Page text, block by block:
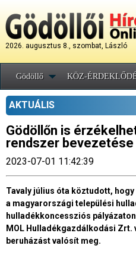
2026. augusztus 8., szombat, László
Gödöllő KÖZ-
AKTUÁLIS
Gödöllőn is
rendszer bevezetése
2023-07-01 11:42:39
Tavaly július óta köztudott,
a magyarországi települési
hulladékkoncessziós
MOL Hulladékgazdálkodási Zrt.
beruházást valósít meg.